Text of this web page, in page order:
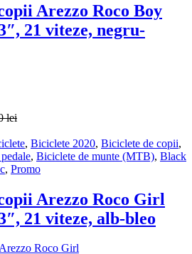
Arezzo Roco Boy
21 viteze, negru-
lei
, Biciclete 2020, Biciclete de copii,
, Biciclete de munte (MTB), Black
, Promo
Arezzo Roco Girl
21 viteze, alb-bleo